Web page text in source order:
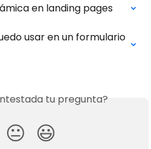
en landing pages
usar en un formulario
tu pregunta?
😐 😃